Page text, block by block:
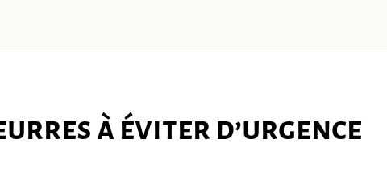
à éviter d’urgence